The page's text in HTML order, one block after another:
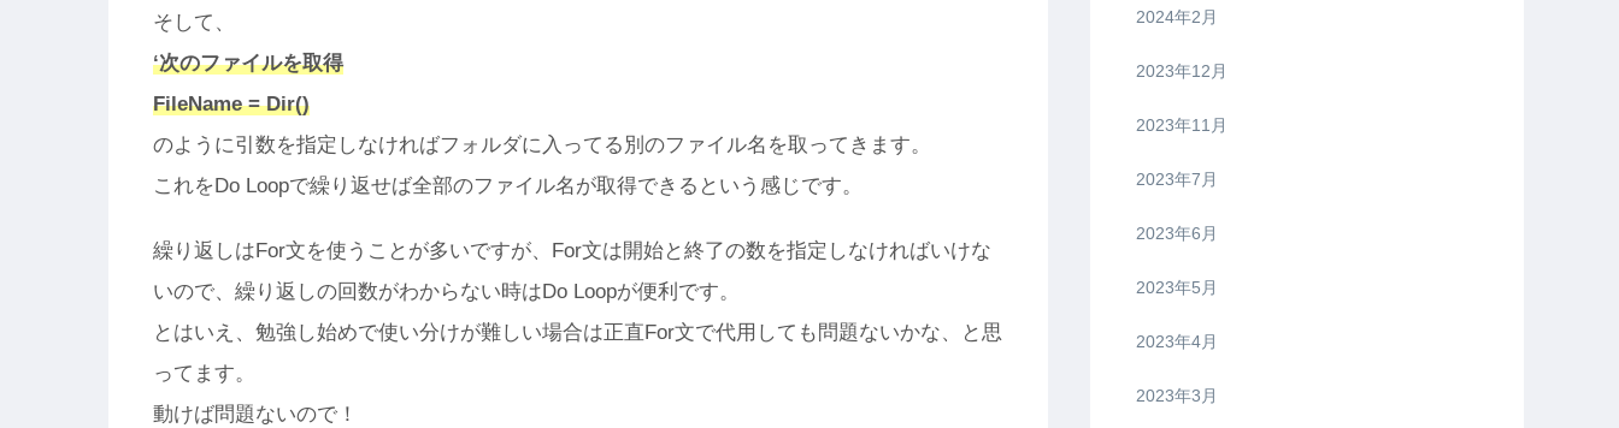
そして、
‘次のファイルを取得
FileName = Dir()
のように引数を指定しなければフォルダに入ってる別のファイル名を取ってきます。
これをDo Loopで繰り返せば全部のファイル名が取得できるという感じです。
繰り返しはFor文を使うことが多いですが、For文は開始と終了の数を指定しなければいけな
いので、繰り返しの回数がわからない時はDo Loopが便利です。
とはいえ、勉強し始めで使い分けが難しい場合は正直For文で代用しても問題ないかな、と思
ってます。
動けば問題ないので！
2024年2月
2023年12月
2023年11月
2023年7月
2023年6月
2023年5月
2023年4月
2023年3月